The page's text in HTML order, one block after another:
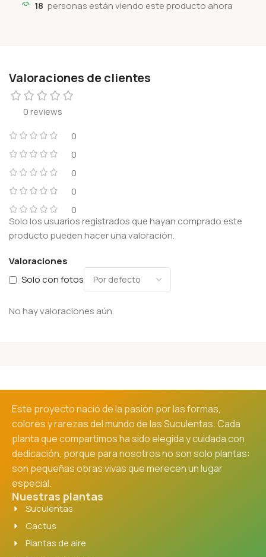
18 personas están viendo este producto ahora
Valoraciones de clientes
0 reviews
0
0
0
0
0
Valoraciones
Solo con fotos
No hay valoraciones aún.
Solo los usuarios registrados que hayan comprado este
producto pueden hacer una valoración.
Este proyecto nació de la pasión por las formas,
colores y rarezas del mundo de las Suculentas. Cada
planta que compartimos ha sido elegida y cuidada con
dedicación, porque para nosotros no son solo plantas:
son pequeñas obras vivas que merecen un lugar
especial.
Nuestras plantas
Suculentas
Cactus
Plantas de aire